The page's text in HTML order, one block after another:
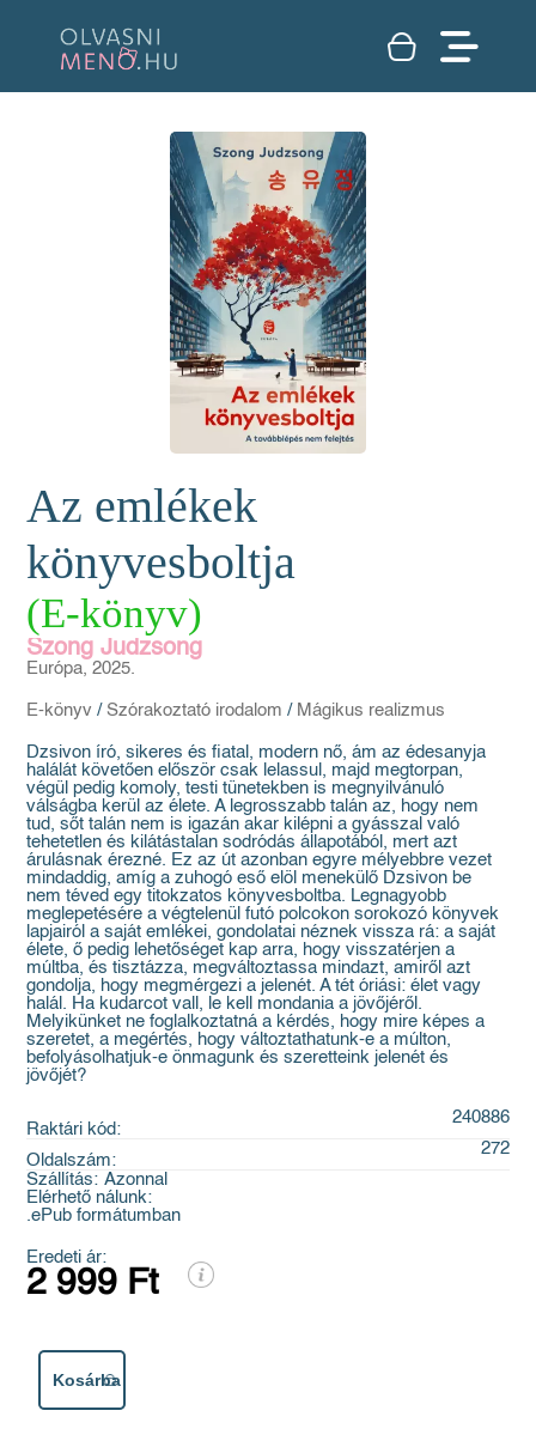
Az emlékek
könyvesboltja
(E-könyv)
Szong Judzsong
Európa, 2025.
E-könyv / Szórakoztató irodalom / Mágikus realizmus
Dzsivon író, sikeres és fiatal, modern nő, ám az édesanyja
halálát követően először csak lelassul, majd megtorpan,
végül pedig komoly, testi tünetekben is megnyilvánuló
válságba kerül az élete. A legrosszabb talán az, hogy nem
tud, sőt talán nem is igazán akar kilépni a gyásszal való
tehetetlen és kilátástalan sodródás állapotából, mert azt
árulásnak érezné. Ez az út azonban egyre mélyebbre vezet
mindaddig, amíg a zuhogó eső elöl menekülő Dzsivon be
nem téved egy titokzatos könyvesboltba. Legnagyobb
meglepetésére a végtelenül futó polcokon sorokozó könyvek
lapjairól a saját emlékei, gondolatai néznek vissza rá: a saját
élete, ő pedig lehetőséget kap arra, hogy visszatérjen a
múltba, és tisztázza, megváltoztassa mindazt, amiről azt
gondolja, hogy megmérgezi a jelenét. A tét óriási: élet vagy
halál. Ha kudarcot vall, le kell mondania a jövőjéről.
Melyikünket ne foglalkoztatná a kérdés, hogy mire képes a
szeretet, a megértés, hogy változtathatunk-e a múlton,
befolyásolhatjuk-e önmagunk és szeretteink jelenét és
jövőjét?
Raktári kód:
240886
Oldalszám:
272
Szállítás: Azonnal
Elérhető nálunk:
.ePub formátumban
Eredeti ár:
2 999 Ft
Kosárba